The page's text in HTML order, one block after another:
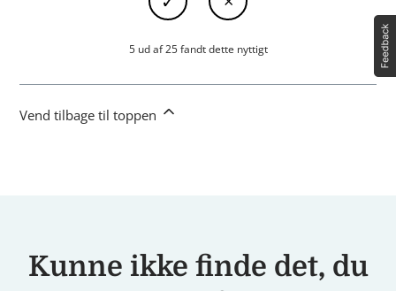
5 ud af 25 fandt dette nyttigt
Vend tilbage til toppen
Kunne ikke finde det, du